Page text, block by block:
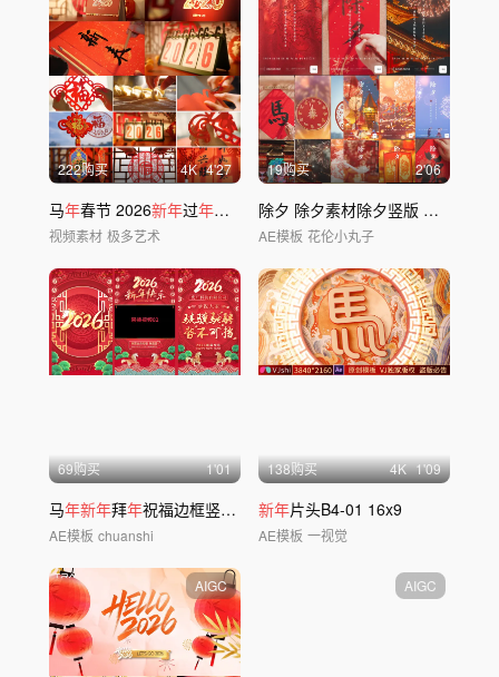
222购买 4K 4'27
马年春节 2026新年过年素材合集
视频素材 极多艺术
19购买 2'06
除夕 除夕素材除夕竖版
新年
AE模板 花伦小丸子
69购买 1'01
马年新年拜年祝福边框竖版竖屏
AE模板 chuanshi
138购买 4K 1'09
新年片头B4-01 16x9
AE模板 一视觉
AIGC AIGC